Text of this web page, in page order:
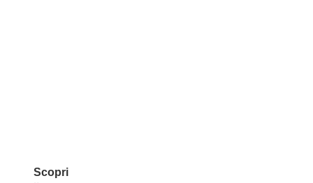
Scopri